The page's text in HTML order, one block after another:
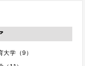
大学（9）